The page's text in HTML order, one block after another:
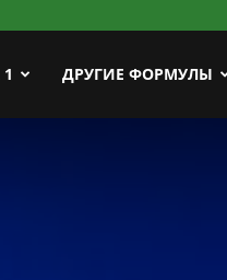
ДРУГИЕ ФОРМУЛЫ